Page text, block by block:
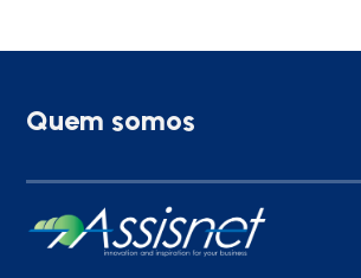
Quem somos